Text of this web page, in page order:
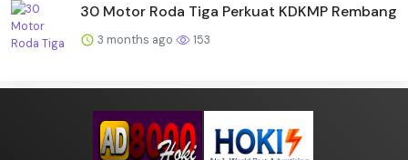
30 Motor Roda Tiga Perkuat KDKMP Rembang
3 months ago 153